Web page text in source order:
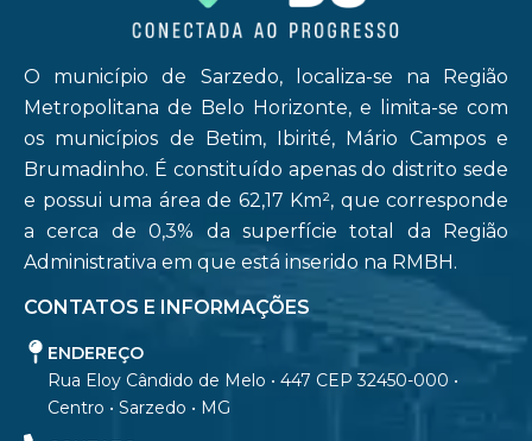
O município de Sarzedo, localiza-se na Região
Metropolitana de Belo Horizonte, e limita-se com
os municípios de Betim, Ibirité, Mário Campos e
Brumadinho. É constituído apenas do distrito sede
e possui uma área de 62,17 Km², que corresponde
a cerca de 0,3% da superfície total da Região
Administrativa em que está inserido na RMBH.
CONTATOS E INFORMAÇÕES
ENDEREÇO
Rua Eloy Cândido de Melo • 447 CEP 32450-000 •
Centro • Sarzedo • MG